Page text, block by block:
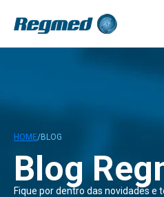
HOME/BLOG
Blog
Fique por dentro das novidades e